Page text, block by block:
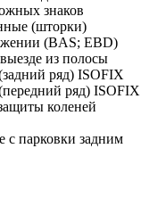
знаков
(шторки)
(BAS; EBD)
из полосы
ряд) ISOFIX
ряд) ISOFIX
коленей
парковки задним